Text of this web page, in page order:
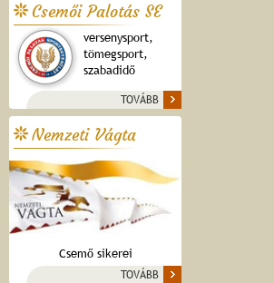
Csemői Palotás SE
versenysport,
tömegsport,
szabadidő
TOVÁBB
Nemzeti Vágta
Csemő sikerei
TOVÁBB